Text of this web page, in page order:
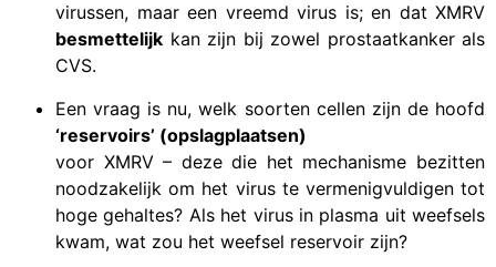
virussen, maar een vreemd virus is; en dat XMRV
besmettelijk kan zijn bij zowel prostaatkanker als
CVS.
Een vraag is nu, welk soorten cellen zijn de hoofd
‘reservoirs’ (opslagplaatsen)
voor XMRV – deze die het mechanisme bezitten
noodzakelijk om het virus te vermenigvuldigen tot
hoge gehaltes? Als het virus in plasma uit weefsels
kwam, wat zou het weefsel reservoir zijn?